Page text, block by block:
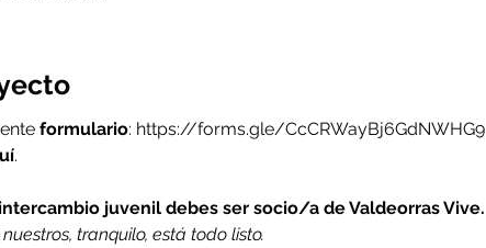
formulario: https://forms.gle/CcCRWayBj6GdNWHG9
.
juvenil debes ser socio/a de Valdeorras Vive.
tranquilo, está todo listo.